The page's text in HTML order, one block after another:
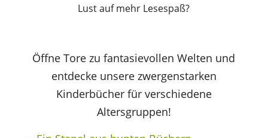
Lust auf mehr Lesespaß?
Öffne Tore zu fantasievollen Welten und
entdecke unsere zwergenstarken
Kinderbücher für verschiedene
Altersgruppen!